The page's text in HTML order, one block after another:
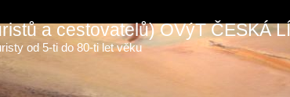
a cestovatelů) OVýT ČESKÁ
od 5-ti do 80-ti let věku